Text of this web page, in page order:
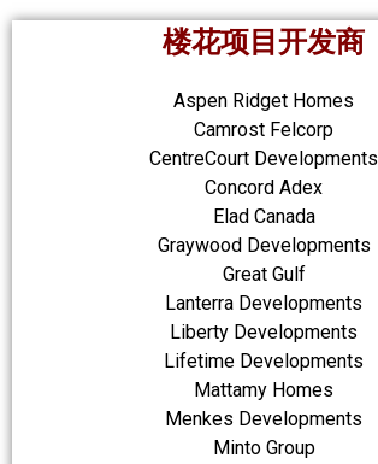
楼花项目开发商
Aspen Ridget Homes
Camrost Felcorp
CentreCourt Developments
Concord Adex
Elad Canada
Graywood Developments
Great Gulf
Lanterra Developments
Liberty Developments
Lifetime Developments
Mattamy Homes
Menkes Developments
Minto Group